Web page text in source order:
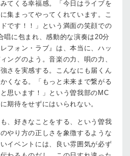
てくる幸福感。「今日はライブを
集まってやってくれています。こ
です！！」という満面の笑顔での
唱に包まれ、感動的な演奏は20分
フォン・ラブ』は、本当に、ハッ
ングのよう。音楽の力、唄の力、
さを実感する。こんなにも届くん
くなる。「もっと未来まで繋がる
思います！」という曽我部のMC
期待をせずにはいられない。
、好きなことをする、という曽我
やり方の正しさを象徴するような
イベントには、良い雰囲気が必ず